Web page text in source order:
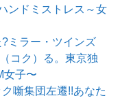
ンド ミストレス～女
? ミラー・ツインズ
コク）る。東京独
女子〜
ク噺集団左遷!!あなた